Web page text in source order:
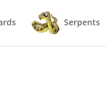
Serpents